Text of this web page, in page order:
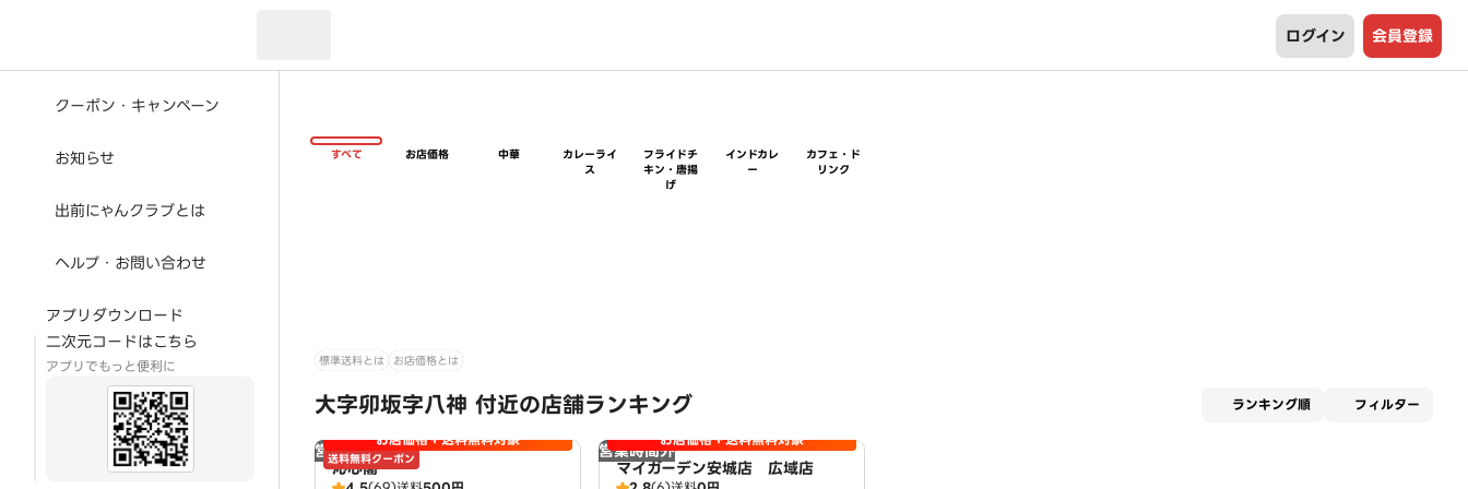
ログイン 会員登録
クーポン・キャンペーン
お知らせ
出前にゃんクラブとは
ヘルプ・お問い合わせ
アプリダウンロード
二次元コードはこちら
アプリでもっと便利に
すべて お店価格 中華
カレーライ
ス
フライドチ
キン・唐揚
げ
インドカレ
ー
カフェ・ド
リンク
標準送料とは お店価格とは
大字卯坂字八神 付近の店舗ランキング ランキング順 フィルター
営業時間外
送料無料クーポン
お店価格＋送料無料対象
沁心閣
営業時間外お店価格＋送料無料対象
マイガーデン安城店 広域店